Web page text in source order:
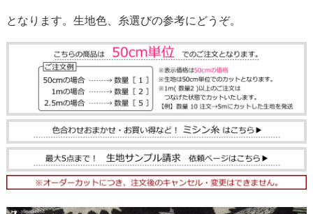
となります。生地色、糸選びの参考にどうぞ。